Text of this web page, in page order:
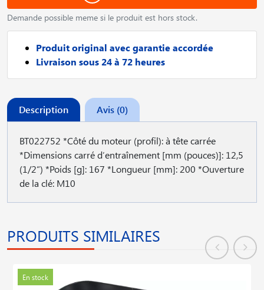
Demande possible meme si le produit est hors stock.
Produit original avec garantie accordée
Livraison sous 24 à 72 heures
Description Avis (0)
BT022752 *Côté du moteur (profil): à tête carrée
*Dimensions carré d′entraînement [mm (pouces)]: 12,5
(1/2“) *Poids [g]: 167 *Longueur [mm]: 200 *Ouverture
de la clé: M10
PRODUITS SIMILAIRES
En stock